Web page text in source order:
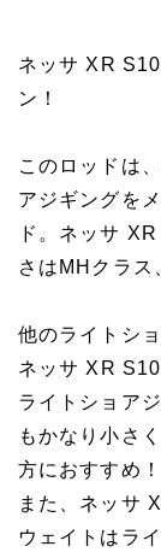
ネッサ XR
ン！
このロッドは
アジギングを
ド。ネッサ
さはMHクラス
他のライトシ
ネッサ XR
ライトショア
もかなり小さ
方におすすめ！
また、ネッサ
ウェイトはラ